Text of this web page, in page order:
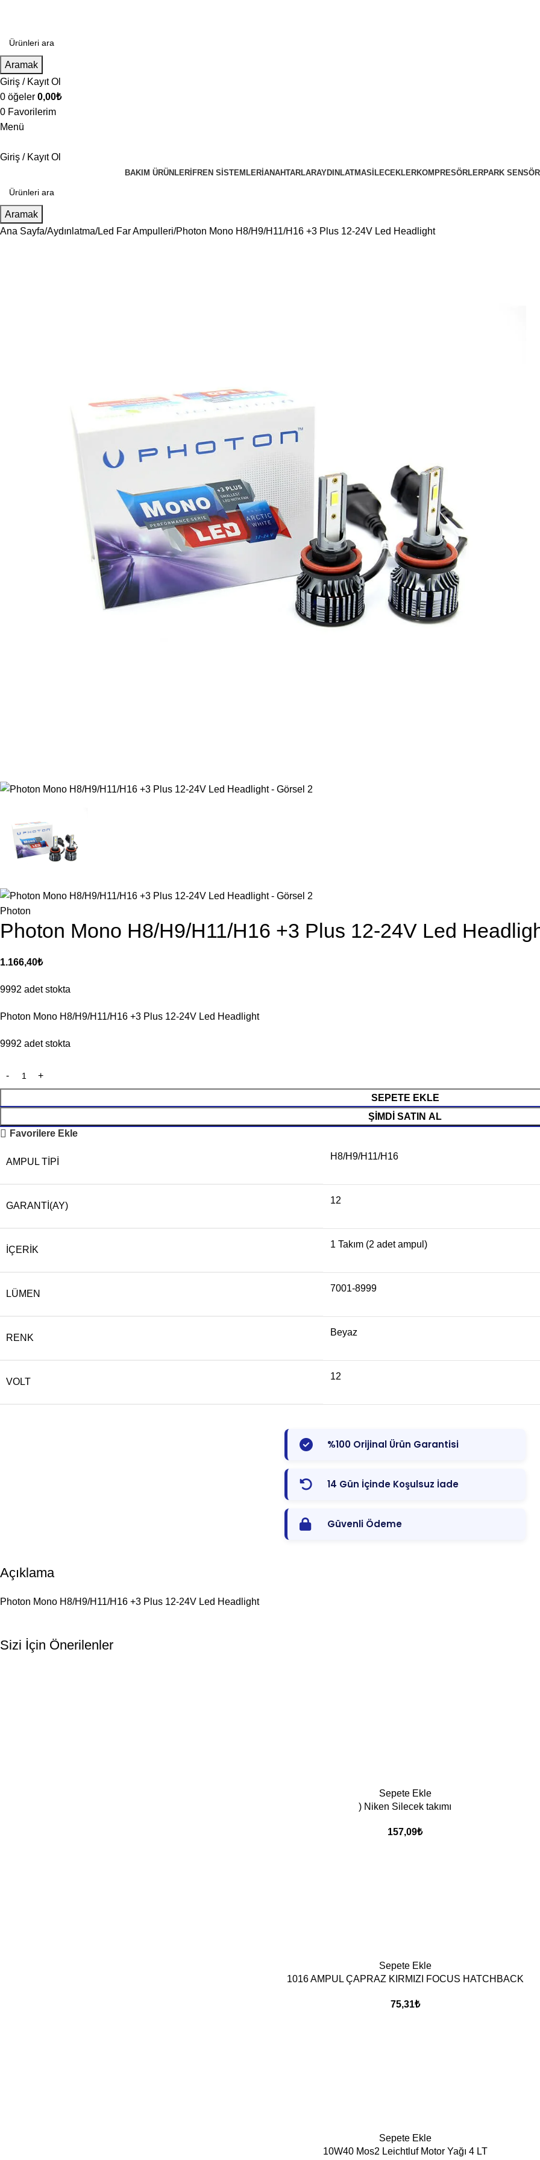
Aramak
Giriş / Kayıt Ol
0 öğeler 0,00₺
0 Favorilerim
Menü
Giriş / Kayıt Ol
BAKIM ÜRÜNLERI FREN SISTEMLERI ANAHTARLARAYDINLATMASILECEKLERKOMPRESÖRLERPARK
Aramak
Ana Sayfa Aydınlatma Led Far Ampulleri Photon Mono H8/H9/H11/H16 +3 Plus 12-24V Led Headlight
Photon
Photon Mono H8/H9/H11/H16 +3 Plus 12-24V Led
1.166,40₺
9992 adet stokta
Photon Mono H8/H9/H11/H16 +3 Plus 12-24V Led Headlight
9992 adet stokta
SEPETE EKLE
ŞIMDI SATIN AL
Favorilere Ekle
AMPUL TIPI
H8/H9/H11/H16
GARANTI(AY)
12
İÇERIK
1 Takım (2 adet ampul)
LÜMEN
7001-8999
RENK
Beyaz
VOLT
12
%100 Orijinal Ürün Garantisi
14 Gün İçinde Koşulsuz İade
Güvenli Ödeme
Açıklama
Photon Mono H8/H9/H11/H16 +3 Plus 12-24V Led Headlight
Sizi İçin Önerilenler
Sepete Ekle
) Niken Silecek takımı
157,09₺
Sepete Ekle
1016 AMPUL ÇAPRAZ KIRMIZI FOCUS HATCHBACK
75,31₺
Sepete Ekle
10W40 Mos2 Leichtluf Motor Yağı 4 LT